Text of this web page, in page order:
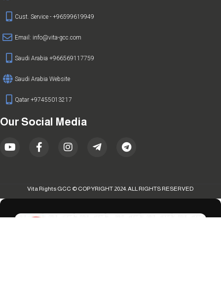
Cust. Service - +96599619949
Email: info@vita-gcc.com
Saudi Arabia +966569117759
Saudi Arabia Website
Qatar +97455013217
Our Social Media
Vita Rights GCC © COPYRIGHT 2024. ALL RIGHTS RESERVED